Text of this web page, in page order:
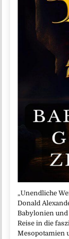
„Unendliche
Donald
Babylonien und
Reise in die
Mesopotamien